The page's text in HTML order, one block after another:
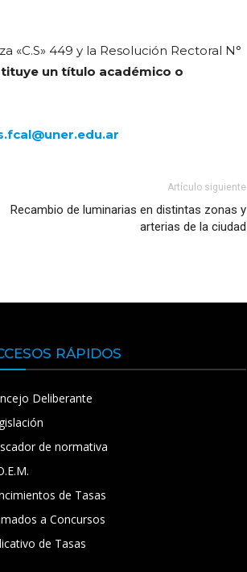
449 y la Resolución Rectoral N°
un título académico o
Artículo siguiente
Recambio de luminarias en distintas zonas y
arterias de la ciudad
RÁPIDOS
Deliberante
de normativa
de Tasas
a Concursos
de Tasas